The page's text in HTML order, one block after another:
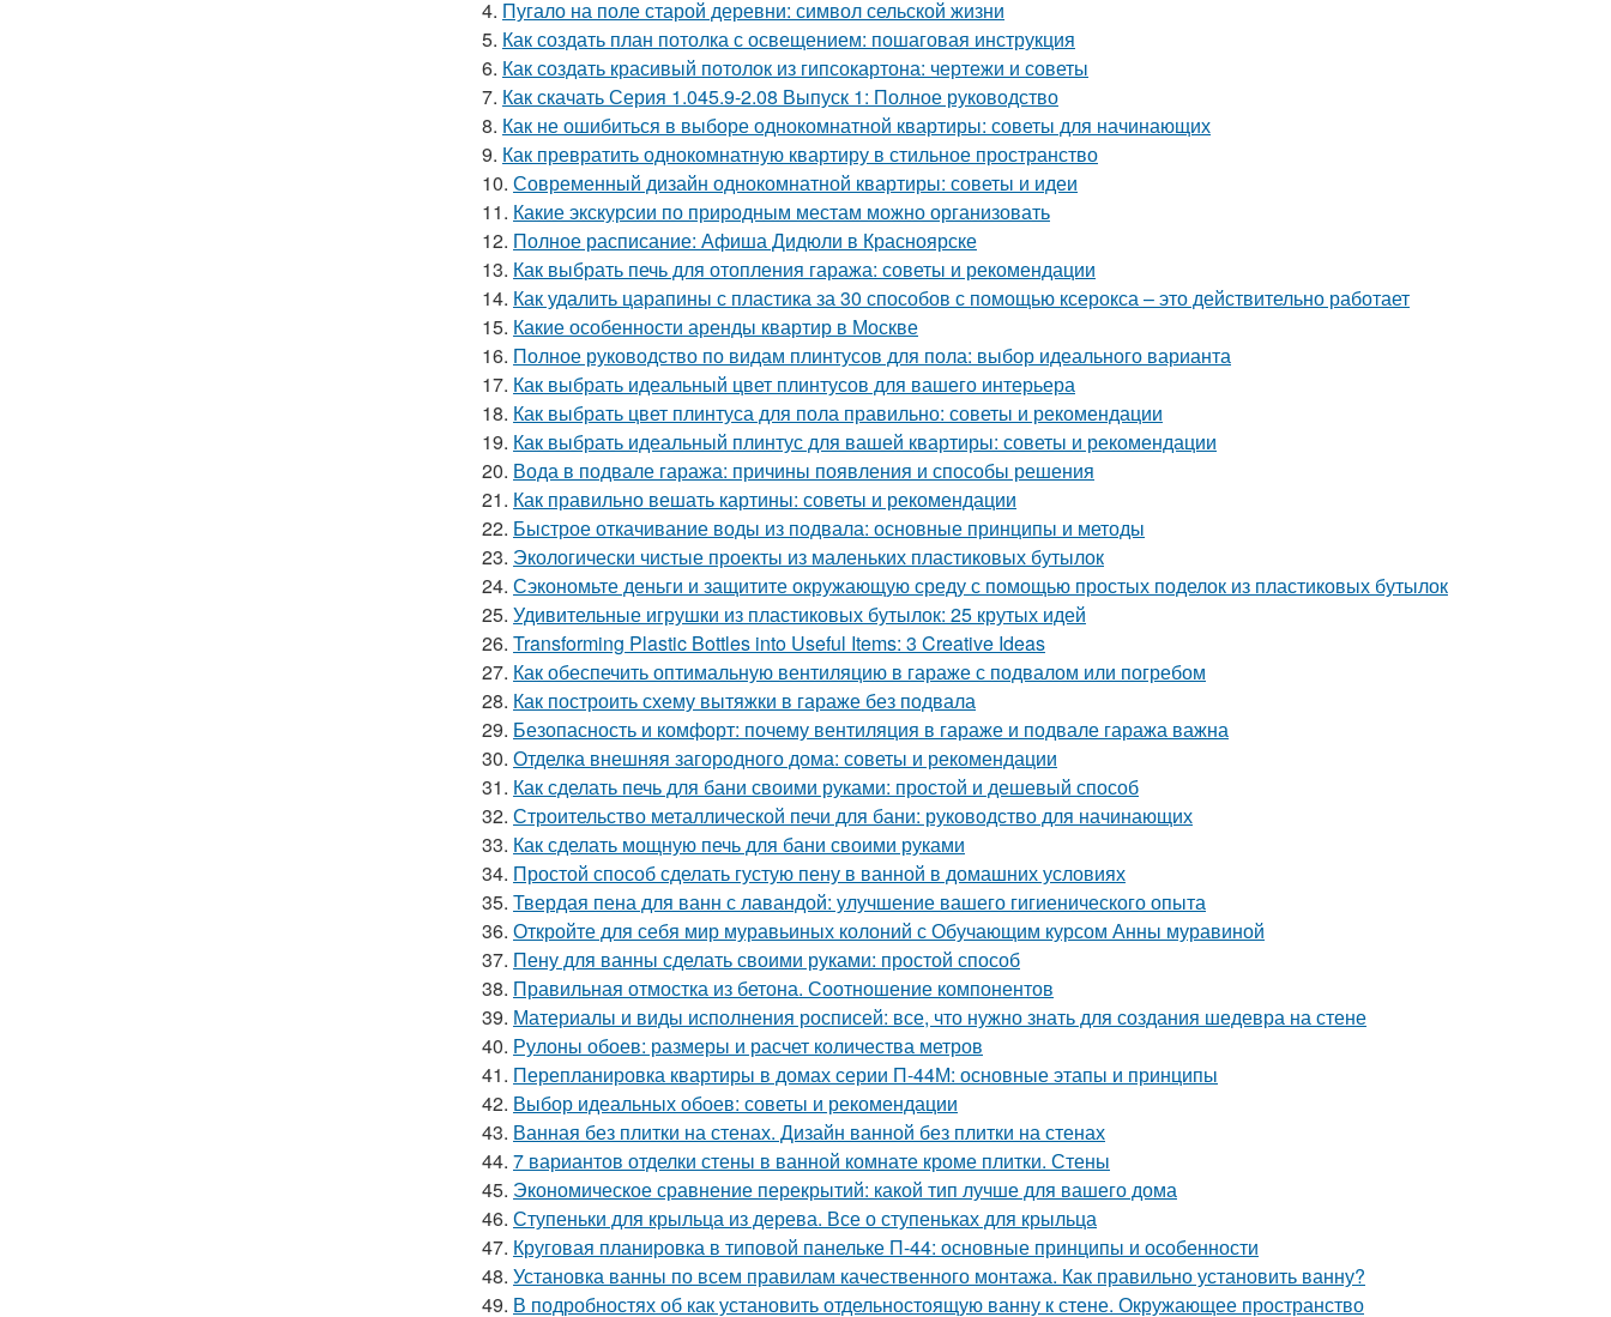
4. Пугало на поле старой деревни: символ сельской жизни
5. Как создать план потолка с освещением: пошаговая инструкция
6. Как создать красивый потолок из гипсокартона: чертежи и советы
7. Как скачать Серия 1.045.9-2.08 Выпуск 1: Полное руководство
8. Как не ошибиться в выборе однокомнатной квартиры: советы для начинающих
9. Как превратить однокомнатную квартиру в стильное пространство
10. Современный дизайн однокомнатной квартиры: советы и идеи
11. Какие экскурсии по природным местам можно организовать
12. Полное расписание: Афиша Дидюли в Красноярске
13. Как выбрать печь для отопления гаража: советы и рекомендации
14. Как удалить царапины с пластика за 30 способов с помощью ксерокса – это действительно работает
15. Какие особенности аренды квартир в Москве
16. Полное руководство по видам плинтусов для пола: выбор идеального варианта
17. Как выбрать идеальный цвет плинтусов для вашего интерьера
18. Как выбрать цвет плинтуса для пола правильно: советы и рекомендации
19. Как выбрать идеальный плинтус для вашей квартиры: советы и рекомендации
20. Вода в подвале гаража: причины появления и способы решения
21. Как правильно вешать картины: советы и рекомендации
22. Быстрое откачивание воды из подвала: основные принципы и методы
23. Экологически чистые проекты из маленьких пластиковых бутылок
24. Сэкономьте деньги и защитите окружающую среду с помощью простых поделок из пластиковых бутылок
25. Удивительные игрушки из пластиковых бутылок: 25 крутых идей
26. Transforming Plastic Bottles into Useful Items: 3 Creative Ideas
27. Как обеспечить оптимальную вентиляцию в гараже с подвалом или погребом
28. Как построить схему вытяжки в гараже без подвала
29. Безопасность и комфорт: почему вентиляция в гараже и подвале гаража важна
30. Отделка внешняя загородного дома: советы и рекомендации
31. Как сделать печь для бани своими руками: простой и дешевый способ
32. Строительство металлической печи для бани: руководство для начинающих
33. Как сделать мощную печь для бани своими руками
34. Простой способ сделать густую пену в ванной в домашних условиях
35. Твердая пена для ванн с лавандой: улучшение вашего гигиенического опыта
36. Откройте для себя мир муравьиных колоний с Обучающим курсом Анны муравиной
37. Пену для ванны сделать своими руками: простой способ
38. Правильная отмостка из бетона. Соотношение компонентов
39. Материалы и виды исполнения росписей: все, что нужно знать для создания шедевра на стене
40. Рулоны обоев: размеры и расчет количества метров
41. Перепланировка квартиры в домах серии П-44М: основные этапы и принципы
42. Выбор идеальных обоев: советы и рекомендации
43. Ванная без плитки на стенах. Дизайн ванной без плитки на стенах
44. 7 вариантов отделки стены в ванной комнате кроме плитки. Стены
45. Экономическое сравнение перекрытий: какой тип лучше для вашего дома
46. Ступеньки для крыльца из дерева. Все о ступеньках для крыльца
47. Круговая планировка в типовой панельке П-44: основные принципы и особенности
48. Установка ванны по всем правилам качественного монтажа. Как правильно установить ванну?
49. В подробностях об как установить отдельностоящую ванну к стене. Окружающее пространство